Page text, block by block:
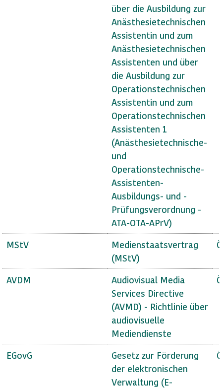
über die Ausbildung zur
Anästhesietechnischen
Assistentin und zum
Anästhesietechnischen
Assistenten und über
die Ausbildung zur
Operationstechnischen
Assistentin und zum
Operationstechnischen
Assistenten 1
(Anästhesietechnische-
und
Operationstechnische-
Assistenten-
Ausbildungs- und -
Prüfungsverordnung -
ATA-OTA-APrV)
MStV
Medienstaatsvertrag
(MStV)
AVDM
Audiovisual Media
Services Directive
(AVMD) - Richtlinie über
audiovisuelle
Mediendienste
EGovG
Gesetz zur Förderung
der elektronischen
Verwaltung (E-